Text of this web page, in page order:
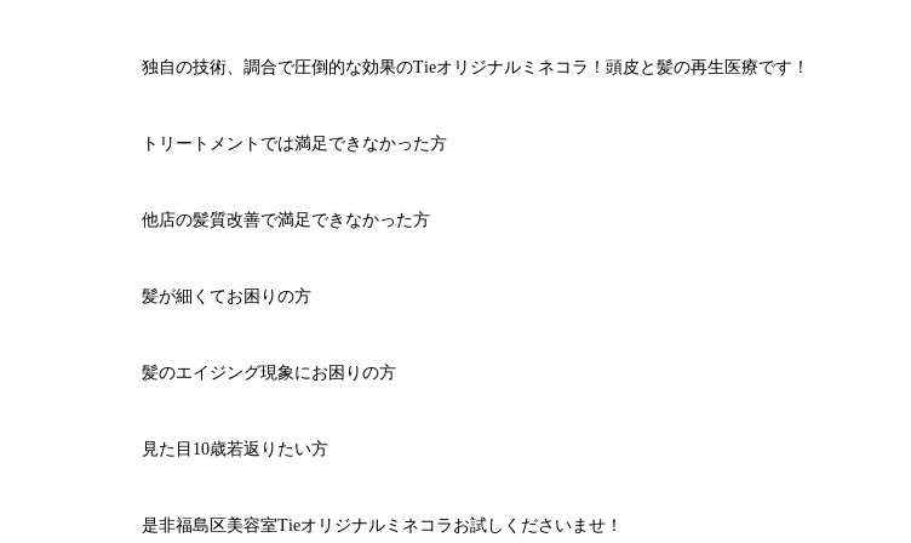
独自の技術、調合で圧倒的な効果のTieオリジナルミネコラ！頭皮と髪の再生医療です！
トリートメントでは満足できなかった方
他店の髪質改善で満足できなかった方
髪が細くてお困りの方
髪のエイジング現象にお困りの方
見た目10歳若返りたい方
是非福島区美容室Tieオリジナルミネコラお試しくださいませ！